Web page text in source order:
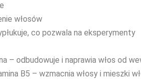
włosów
co pozwala na eksperymenty
– odbudowuje i naprawia włos od
B5 – wzmacnia włosy i mieszki